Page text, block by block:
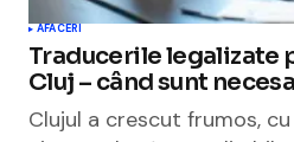
AFACERI
Traducerile legalizate
Cluj – când sunt
Clujul a crescut frumos,